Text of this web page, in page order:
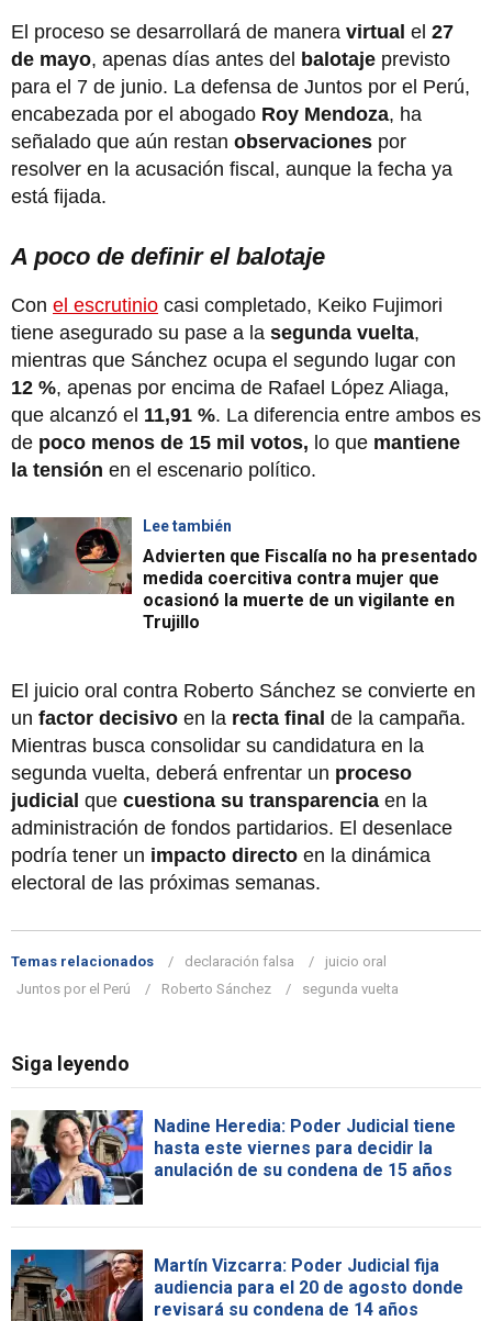
El proceso se desarrollará de manera virtual el 27
de mayo, apenas días antes del balotaje previsto
para el 7 de junio. La defensa de Juntos por el Perú,
encabezada por el abogado Roy Mendoza, ha
señalado que aún restan observaciones por
resolver en la acusación fiscal, aunque la fecha ya
está fijada.
A poco de definir el balotaje
Con el escrutinio casi completado, Keiko Fujimori
tiene asegurado su pase a la segunda vuelta,
mientras que Sánchez ocupa el segundo lugar con
12 %, apenas por encima de Rafael López Aliaga,
que alcanzó el 11,91 %. La diferencia entre ambos es
de poco menos de 15 mil votos, lo que mantiene
la tensión en el escenario político.
Lee también
Advierten que Fiscalía no ha presentado
medida coercitiva contra mujer que
ocasionó la muerte de un vigilante en
Trujillo
El juicio oral contra Roberto Sánchez se convierte en
un factor decisivo en la recta final de la campaña.
Mientras busca consolidar su candidatura en la
segunda vuelta, deberá enfrentar un proceso
judicial que cuestiona su transparencia en la
administración de fondos partidarios. El desenlace
podría tener un impacto directo en la dinámica
electoral de las próximas semanas.
Temas relacionados declaración falsa
juicio oral
Juntos por el Perú
Roberto Sánchez segunda vuelta
Siga leyendo
Nadine Heredia: Poder Judicial tiene
hasta este viernes para decidir la
anulación de su condena de 15 años
Martín Vizcarra: Poder Judicial fija
audiencia para el 20 de agosto donde
revisará su condena de 14 años